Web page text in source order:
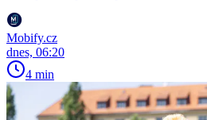
Mobify.cz
dnes, 06:20
4 min